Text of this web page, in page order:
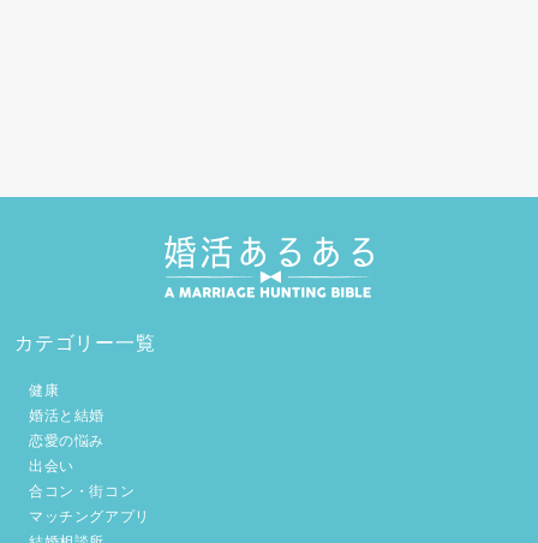
カテゴリー一覧
健康
婚活と結婚
恋愛の悩み
出会い
合コン・街コン
マッチングアプリ